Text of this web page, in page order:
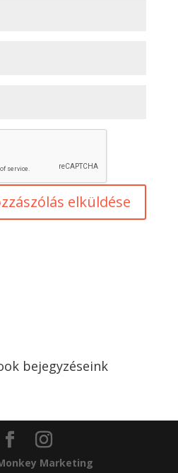
bejegyzéseink
Marketing